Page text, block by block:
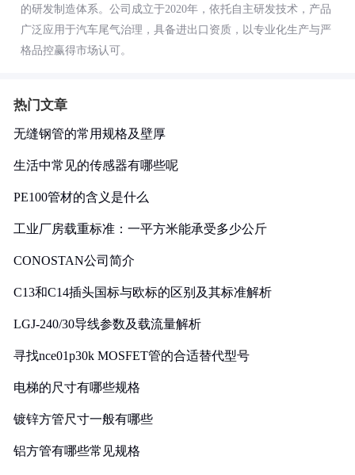
的研发制造体系。公司成立于2020年，依托自主研发技术，产品
广泛应用于汽车尾气治理，具备进出口资质，以专业化生产与严
格品控赢得市场认可。
热门文章
无缝钢管的常用规格及壁厚
生活中常见的传感器有哪些呢
PE100管材的含义是什么
工业厂房载重标准：一平方米能承受多少公斤
CONOSTAN公司简介
C13和C14插头国标与欧标的区别及其标准解析
LGJ-240/30导线参数及载流量解析
寻找nce01p30k MOSFET管的合适替代型号
电梯的尺寸有哪些规格
镀锌方管尺寸一般有哪些
铝方管有哪些常见规格